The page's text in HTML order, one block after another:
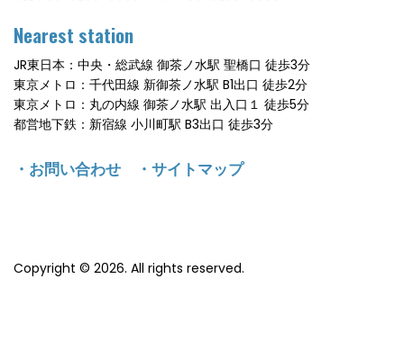
Nearest station
JR東日本：中央・総武線 御茶ノ水駅 聖橋口 徒歩3分
東京メトロ：千代田線 新御茶ノ水駅 B1出口 徒歩2分
東京メトロ：丸の内線 御茶ノ水駅 出入口１ 徒歩5分
都営地下鉄：新宿線 小川町駅 B3出口 徒歩3分
・ お問い合わせ ・ サイトマップ
Copyright © 2026. All rights reserved.